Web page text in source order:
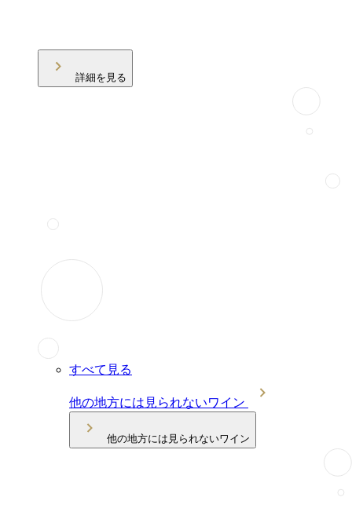
詳細を見る
すべて見る
他の地方には見られないワイン
他の地方には見られないワイン